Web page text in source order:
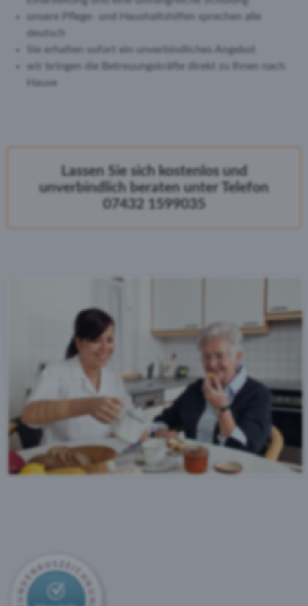
unsere Pflege- und Haushaltshilfen sprechen alle
deutsch
Sie erhalten sofort ein unverbindliches Angebot
wir bringen die Betreuungskräfte direkt zu Ihnen nach
Hause
Lassen Sie sich kostenlos und
unverbindlich beraten unter Telefon
07432 1599035